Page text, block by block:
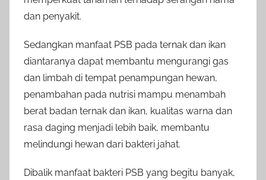
dan penyakit.
Sedangkan manfaat PSB pada ternak dan ikan
diantaranya dapat membantu mengurangi gas
dan limbah di tempat penampungan hewan,
penambahan pada nutrisi mampu menambah
berat badan ternak dan ikan, kualitas warna dan
rasa daging menjadi lebih baik, membantu
melindungi hewan dari bakteri jahat.
Dibalik manfaat bakteri PSB yang begitu banyak,